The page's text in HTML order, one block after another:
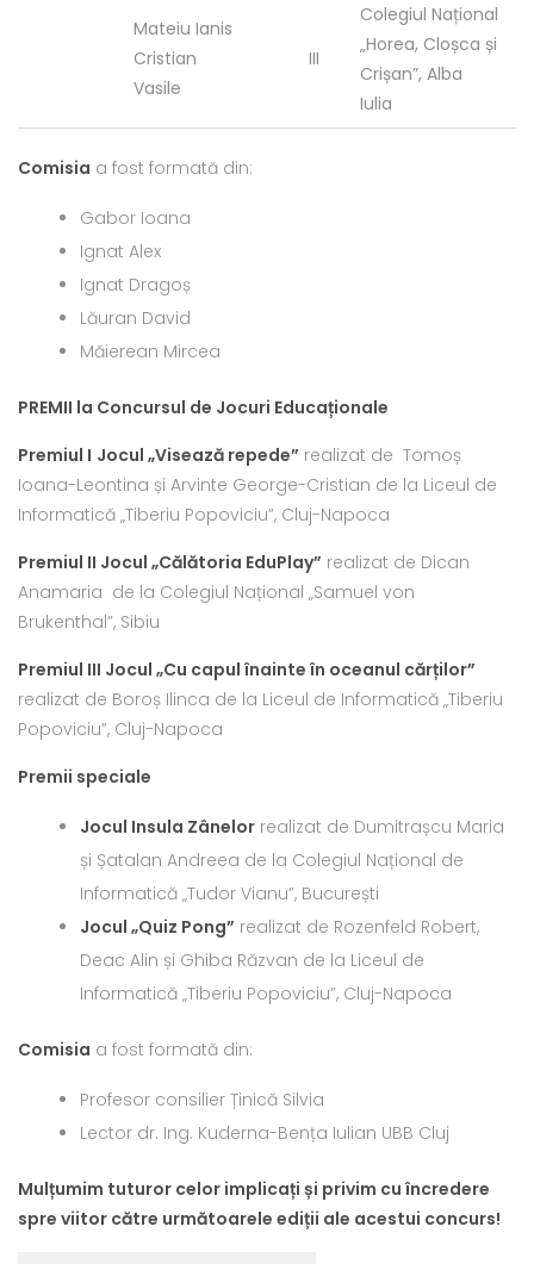
Mateiu Ianis
Cristian
Vasile
III
Colegiul Național
„Horea, Cloșca și
Crișan”, Alba
Iulia
Comisia a fost formată din:
Gabor Ioana
Ignat Alex
Ignat Dragoș
Lăuran David
Măierean Mircea
PREMII la Concursul de Jocuri Educaționale
Premiul I Jocul „Visează repede” realizat de Tomoș
Ioana-Leontina și Arvinte George-Cristian de la Liceul de
Informatică „Tiberiu Popoviciu”, Cluj-Napoca
Premiul II Jocul „Călătoria EduPlay” realizat de Dican
Anamaria de la Colegiul Național „Samuel von
Brukenthal”, Sibiu
Premiul III Jocul „Cu capul înainte în oceanul cărților”
realizat de Boroș Ilinca de la Liceul de Informatică „Tiberiu
Popoviciu”, Cluj-Napoca
Premii speciale
Jocul Insula Zânelor realizat de Dumitrașcu Maria
și Șatalan Andreea de la Colegiul Național de
Informatică „Tudor Vianu”, București
Jocul „Quiz Pong” realizat de Rozenfeld Robert,
Deac Alin și Ghiba Răzvan de la Liceul de
Informatică „Tiberiu Popoviciu”, Cluj-Napoca
Comisia a fost formată din:
Profesor consilier Ținică Silvia
Lector dr. Ing. Kuderna-Bența Iulian UBB Cluj
Mulțumim tuturor celor implicați și privim cu încredere
spre viitor către următoarele ediții ale acestui concurs!